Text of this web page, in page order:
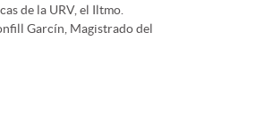
de la URV, el Iltmo.
Garcín, Magistrado del